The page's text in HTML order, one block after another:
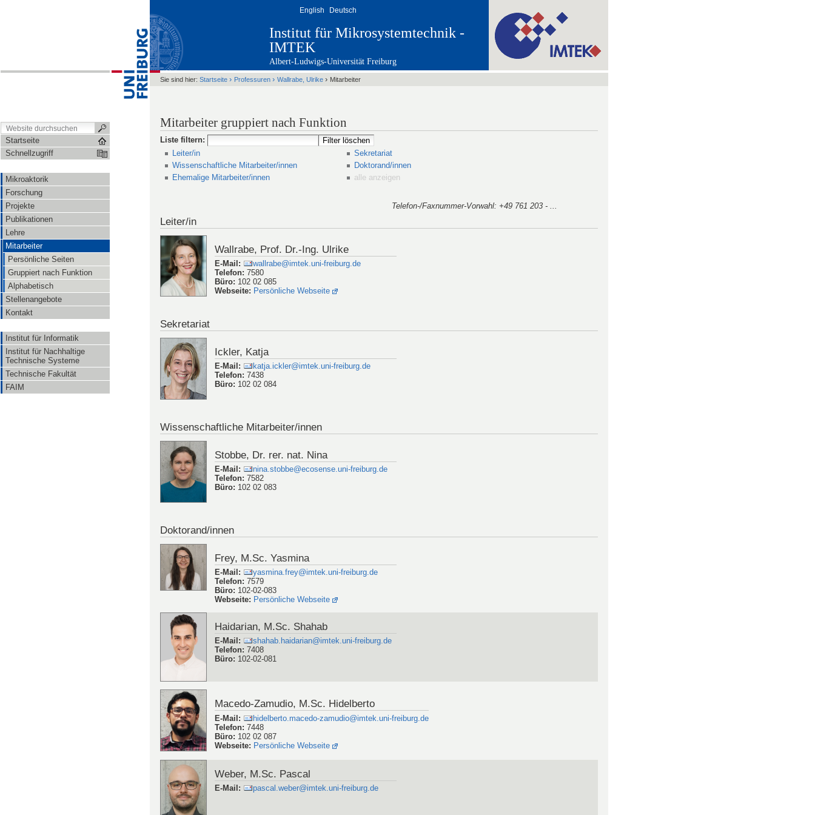
Startseite
Schnellzugriff
Mikroaktorik
Forschung
Projekte
Publikationen
Lehre
Mitarbeiter
Persönliche Seiten
Gruppiert nach Funktion
Alphabetisch
Stellenangebote
Kontakt
Institut für Informatik
Institut für Nachhaltige
Technische Systeme
Technische Fakultät
FAIM
English Deutsch
Institut für Mikrosystemtechnik -
IMTEK
Albert-Ludwigs-Universität Freiburg
Sie sind hier: Startseite › Professuren › Wallrabe, Ulrike › Mitarbeiter
Mitarbeiter gruppiert nach Funktion
Liste filtern:
Leiter/in
Sekretariat
Wissenschaftliche Mitarbeiter/innen
Doktorand/innen
Ehemalige Mitarbeiter/innen
alle anzeigen
Telefon-/Faxnummer-Vorwahl: +49 761 203 - ...
Leiter/in
Wallrabe, Prof. Dr.-Ing. Ulrike
E-Mail :
wallrabe@imtek.uni-freiburg.de
Telefon:7580
Büro: 102 02 085
Webseite: Persönliche Webseite
Sekretariat
Ickler, Katja
E-Mail :
katja.ickler@imtek.uni-freiburg.de
Telefon:7438
Büro: 102 02 084
Wissenschaftliche Mitarbeiter/innen
Stobbe, Dr. rer. nat. Nina
E-Mail :
nina.stobbe@ecosense.uni-freiburg.de
Telefon:7582
Büro: 102 02 083
Doktorand/innen
Frey, M.Sc. Yasmina
E-Mail :
yasmina.frey@imtek.uni-freiburg.de
Telefon:7579
Büro: 102-02-083
Webseite: Persönliche Webseite
Haidarian, M.Sc. Shahab
E-Mail :
shahab.haidarian@imtek.uni-freiburg.de
Telefon:7408
Büro: 102-02-081
Macedo-Zamudio, M.Sc. Hidelberto
E-Mail :
hidelberto.macedo-zamudio@imtek.uni-freiburg.de
Telefon:7448
Büro: 102 02 087
Webseite: Persönliche Webseite
Weber, M.Sc. Pascal
E-Mail : pascal.weber@imtek.uni-freiburg.de